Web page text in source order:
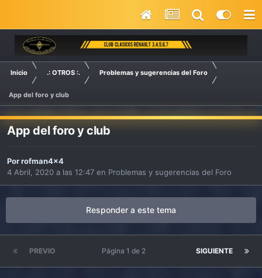
Inicio .: OTROS :. Problemas y sugerencias del Foro
App del foro y club
App del foro y club
Porrofman4x4
4 Abril, 2020 a las 12:47 en Problemas y sugerencias del Foro
Responder a este tema
PREVIO SIGUIENTE
Página 1 de 2